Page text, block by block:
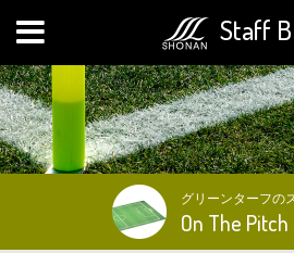
Staff
MENU
グリーンターフの
On The Pitch